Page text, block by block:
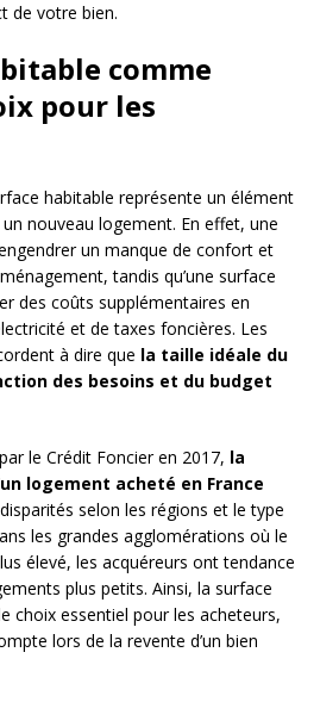
de votre bien.
comme
pour les
habitable représente un élément
nouveau logement. En effet, une
un manque de confort et
tandis qu’une surface
des coûts supplémentaires en
et de taxes foncières. Les
à dire que la taille idéale du
des besoins et du budget
le Crédit Foncier en 2017, la
logement acheté en France
selon les régions et le type
les grandes agglomérations où le
élevé, les acquéreurs ont tendance
plus petits. Ainsi, la surface
choix essentiel pour les acheteurs,
lors de la revente d’un bien